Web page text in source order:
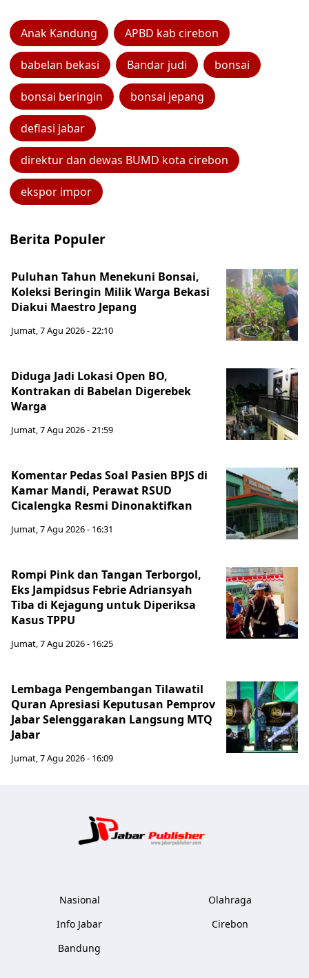
Anak Kandung APBD kab cirebon
babelan bekasi Bandar judi bonsai
bonsai beringin bonsai jepang
deflasi jabar
direktur dan dewas BUMD kota cirebon
ekspor impor
Berita Populer
Puluhan Tahun Menekuni Bonsai,
Koleksi Beringin Milik Warga Bekasi
Diakui Maestro Jepang
Jumat, 7 Agu 2026 - 22:10
Diduga Jadi Lokasi Open BO,
Kontrakan di Babelan Digerebek
Warga
Jumat, 7 Agu 2026 - 21:59
Komentar Pedas Soal Pasien BPJS di
Kamar Mandi, Perawat RSUD
Cicalengka Resmi Dinonaktifkan
Jumat, 7 Agu 2026 - 16:31
Rompi Pink dan Tangan Terborgol,
Eks Jampidsus Febrie Adriansyah
Tiba di Kejagung untuk Diperiksa
Kasus TPPU
Jumat, 7 Agu 2026 - 16:25
Lembaga Pengembangan Tilawatil
Quran Apresiasi Keputusan Pemprov
Jabar Selenggarakan Langsung MTQ
Jabar
Jumat, 7 Agu 2026 - 16:09
Nasional
Info Jabar
Bandung
Olahraga
Cirebon